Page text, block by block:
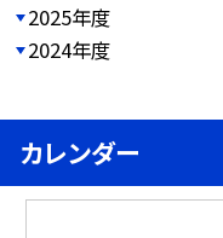
2025年度
2024年度
カレンダー